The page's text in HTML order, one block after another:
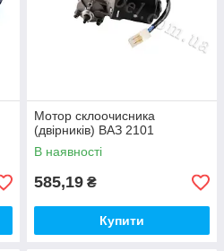
Мотор склоочисника
(двірників) ВАЗ 2101
В наявності
585,19 ₴
Купити